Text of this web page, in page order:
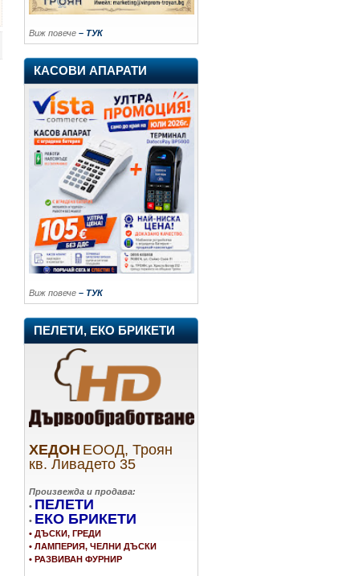
Виж повече – ТУК
КАСОВИ АПАРАТИ
Виж повече – ТУК
ПЕЛЕТИ, ЕКО БРИКЕТИ
ХЕДОН ЕООД, Троян
кв. Ливадето 35
Произвежда и продава:
• ПЕЛЕТИ
• ЕКО БРИКЕТИ
• ДЪСКИ, ГРЕДИ
• ЛАМПЕРИЯ, ЧЕЛНИ ДЪСКИ
• РАЗВИВАН ФУРНИР